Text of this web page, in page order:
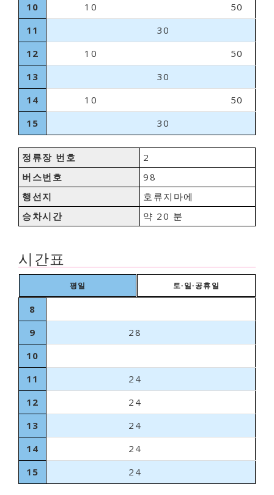
10
10
50
11
30
12
10
50
13
30
14
10
50
15
30
정류장 번호
2
버스번호
98
행선지
호류지마에
승차시간
약 20 분
시간표
평일 토∙일∙공휴일
8
9
28
10
11
24
12
24
13
24
14
24
15
24